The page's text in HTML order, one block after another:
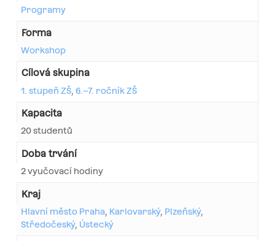
Programy
Forma
Workshop
Cílová skupina
1. stupeň ZŠ, 6.–7. ročník ZŠ
Kapacita
20 studentů
Doba trvání
2 vyučovací hodiny
Kraj
Hlavní město Praha, Karlovarský, Plzeňský,
Středočeský, Ústecký